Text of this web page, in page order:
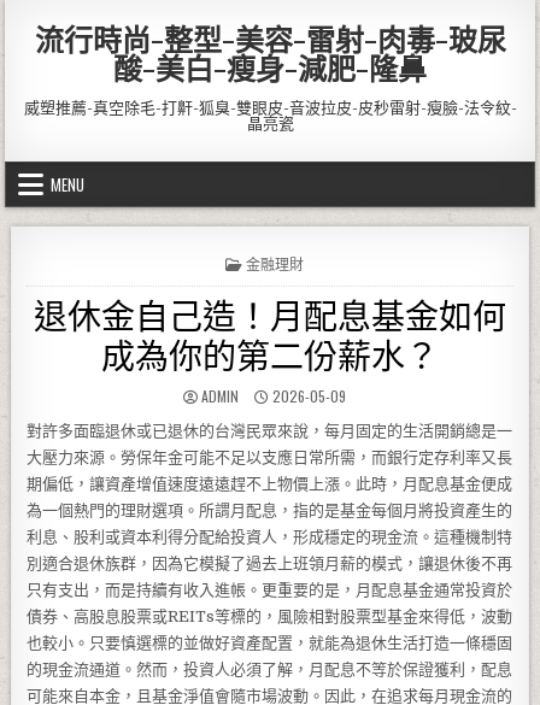
流行時尚-整型-美容-雷射-肉毒-玻尿
酸-美白-瘦身-減肥-隆鼻
威塑推薦-真空除毛-打鼾-狐臭-雙眼皮-音波拉皮-皮秒雷射-瘦臉-法令紋-
晶亮瓷
MENU
POSTED IN
金融理財
退休金自己造！月配息基金如何
成為你的第二份薪水？
AUTHOR:
ADMIN PUBLISHED DATE:
2026-05-09
對許多面臨退休或已退休的台灣民眾來說，每月固定的生活開銷總是一
大壓力來源。勞保年金可能不足以支應日常所需，而銀行定存利率又長
期偏低，讓資產增值速度遠遠趕不上物價上漲。此時，月配息基金便成
為一個熱門的理財選項。所謂月配息，指的是基金每個月將投資產生的
利息、股利或資本利得分配給投資人，形成穩定的現金流。這種機制特
別適合退休族群，因為它模擬了過去上班領月薪的模式，讓退休後不再
只有支出，而是持續有收入進帳。更重要的是，月配息基金通常投資於
債券、高股息股票或REITs等標的，風險相對股票型基金來得低，波動
也較小。只要慎選標的並做好資產配置，就能為退休生活打造一條穩固
的現金流通道。然而，投資人必須了解，月配息不等於保證獲利，配息
可能來自本金，且基金淨值會隨市場波動。因此，在追求每月現金流的